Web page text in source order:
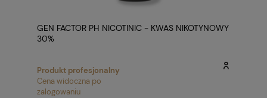
GEN FACTOR PH NICOTINIC - KWAS NIKOTYNOWY
30%
Produkt profesjonalny
Cena widoczna po
zalogowaniu